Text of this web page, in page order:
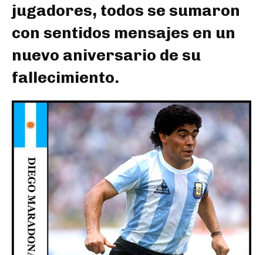
jugadores, todos se sumaron
con sentidos mensajes en un
nuevo aniversario de su
fallecimiento.